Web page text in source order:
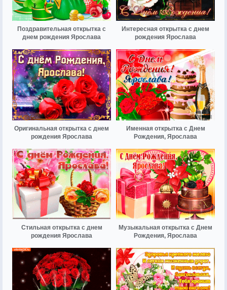
Поздравительная открытка с
днем рождения Ярослава
Интересная открытка с днем
рождения Ярослава
Оригинальная открытка с днем
рождения Ярослава
Именная открытка с Днем
Рождения, Ярослава
Стильная открытка с днем
рождения Ярослава
Музыкальная открытка с Днем
Рождения, Ярослава